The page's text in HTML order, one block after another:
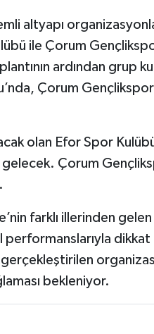
altyapı
ile Çorum
ardından grup
Çorum
olan Efor Spor
gelecek. Çorum
farklı illerinden
performanslarıyla
gerçekleştirilen
bekleniyor.